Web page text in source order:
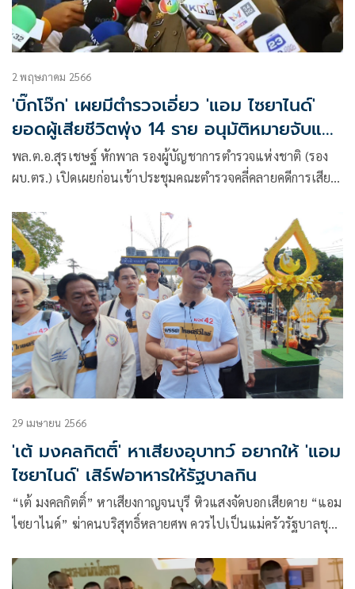
2 พฤษภาคม 2566
'บิ๊กโจ๊ก' เผยมีตำรวจเอี่ยว 'แอม ไซยาไนด์'
ยอดผู้เสียชีวิตพุ่ง 14 ราย อนุมัติหมายจับแล้ว
10 คดี
พล.ต.อ.สุรเชษฐ์ หักพาล รองผู้บัญชาการตำรวจแห่งชาติ (รอง
ผบ.ตร.) เปิดเผยก่อนเข้าประชุมคณะตำรวจคลี่คลายคดีการเสีย
ว่าในช่วงที่ 3-4 วันที่ผ่านมา
29 เมษายน 2566
'เต้ มงคลกิตติ์' หาเสียงอุบาทว์ อยากให้ 'แอม
ไซยาไนด์' เสิร์ฟอาหารให้รัฐบาลกิน
“เต้ มงคลกิตติ์” หาเสียงกาญจนบุรี หิวแสงจัดบอกเสียดาย “แอม
ไซยาไนด์” ฆ่าคนบริสุทธิ์หลายศพ ควรไปเป็นแม่ครัวรัฐบาลชุด